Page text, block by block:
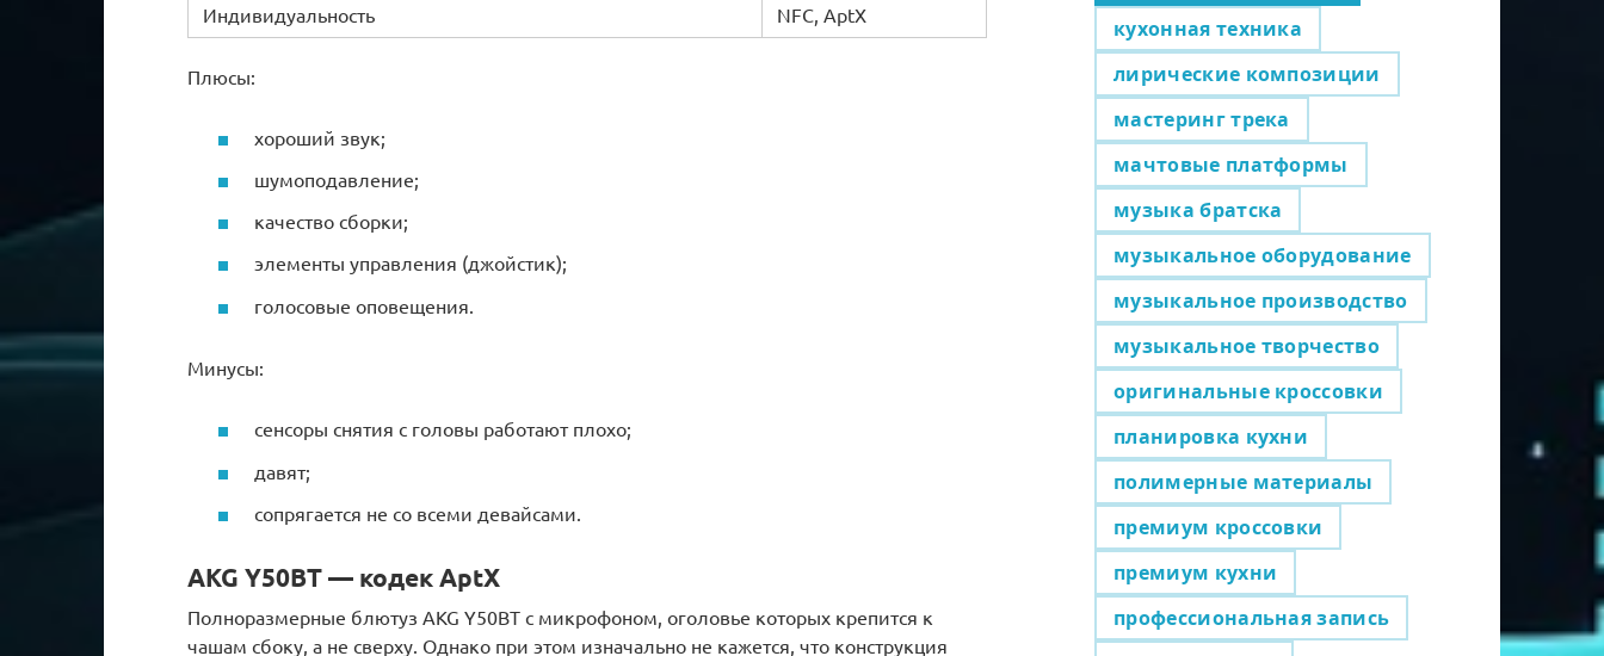
Индивидуальность
NFC, AptX
Плюсы:
хороший звук;
шумоподавление;
качество сборки;
элементы управления (джойстик);
голосовые оповещения.
Минусы:
сенсоры снятия с головы работают плохо;
давят;
сопрягается не со всеми девайсами.
AKG Y50BT — кодек AptX
Полноразмерные блютуз AKG Y50BT с микрофоном, оголовье которых крепится к
чашам сбоку, а не сверху. Однако при этом изначально не кажется, что конструкция
кухонная техника
лирические композиции
мастеринг трека
мачтовые платформы
музыка братска
музыкальное оборудование
музыкальное производство
музыкальное творчество
оригинальные кроссовки
планировка кухни
полимерные материалы
премиум кроссовки
премиум кухни
профессиональная запись